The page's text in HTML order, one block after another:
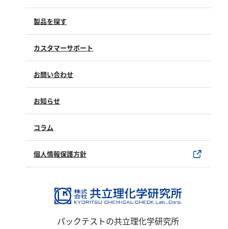
製品を探す
カスタマーサポート
製品のご購入について
SDSについて
水銀使用製品について
該非判定書について
お問い合わせ
試薬サンプル
製品カタログ
お知らせ
コラム
個人情報保護方針
パックテストの共立理化学研究所
塩化物
アルカリ度
シアン
界面活性剤
ふっ素
ホルムアルデヒド
グルコース
過酸化水素
ヒドラジン
フェノール